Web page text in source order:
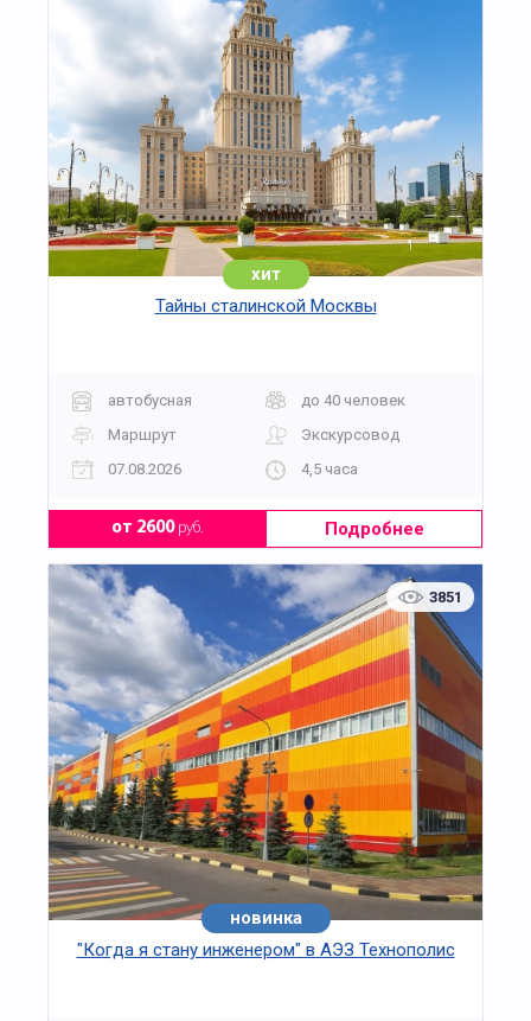
Количество мест ограничено; подтверждение
бронирования — по заявке на выбранную дату и
хит
Тайны сталинской Москвы
автобусная
до 40 человек
Маршрут
Экскурсовод
07.08.2026
4,5 часа
от 2600руб. Подробнее
3851
хит
новинка
"Когда я стану инженером" в АЭЗ Технополис